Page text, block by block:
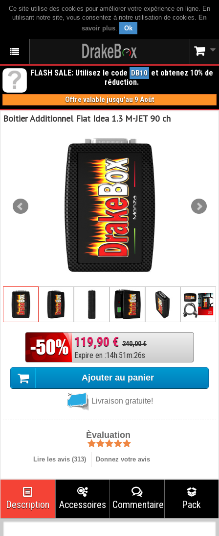
Ce site utilise des cookies pour améliorer votre expérience en ligne. En
utilisant notre site, vous consentez à notre utilisation de cookies. En
savoir plus. Ok
FLASH SALE: Utilisez le code DB10 et obtenez 10% de
réduction.
Offre valable jusqu'au 9 Août
Boitier Additionnel Fiat Idea 1.3 M-JET 90 ch
119,90 € 240,00 €
Expire en :14h:51m:25s
Ajouter au panier
Livraison gratuite!
Èvaluation
Lire les avis (313) Donnez votre avis
Description Accessoires Commentaires Pack